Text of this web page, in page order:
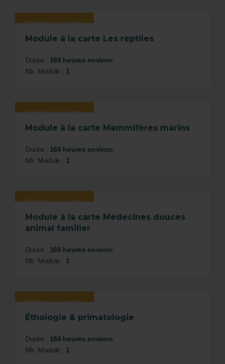
Modules à la carte
Module à la carte Les reptiles
Durée : 168 heures environ
Nb. Module : 1
Modules à la carte
Module à la carte Mammifères marins
Durée : 168 heures environ
Nb. Module : 1
Modules à la carte
Module à la carte Médecines douces
animal familier
Durée : 168 heures environ
Nb. Module : 1
Modules à la carte
Éthologie & primatologie
Durée : 168 heures environ
Nb. Module : 1